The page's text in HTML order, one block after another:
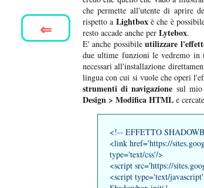
che permette all'utente di aprire
rispetto a Lightboxè che è
resto accade anche per Lytebox.
E' anche possibileutilizzare
due ultime funzioni le vedremo in
necessari all'installazione
lingua con cui si vuole che operi
strumenti di navigazione sul mio
Design > Modifica HTML e
<!-- EFFETTO
<link href='https://
type='text/css'/>
<script src='https://
<script type='text/
⇐